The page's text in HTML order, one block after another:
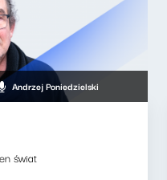
Andrzej Poniedzielski
świat